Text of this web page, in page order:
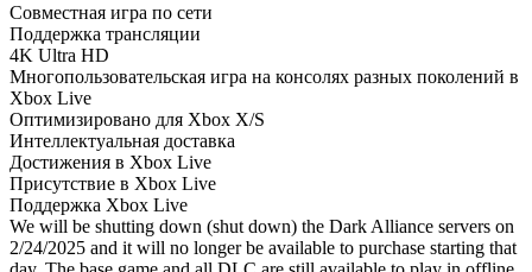
Совместная игра по сети
Поддержка трансляции
4K Ultra HD
Многопользовательская игра на консоляx разныx поколений в
Xbox Live
Оптимизировано для Xbox X/S
Интеллектуальная доставка
Достижения в Xbox Live
Присутствие в Xbox Live
Поддержка Xbox Live
We will be shutting down (shut down) the Dark Alliance servers on
2/24/2025 and it will no longer be available to purchase starting that